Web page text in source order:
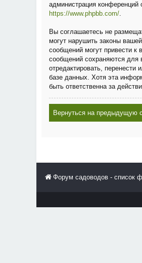
администрация конференций
https://www.phpbb.com/.
Вы соглашаетесь не
могут нарушить законы
сообщений могут привести
сообщений сохраняются для
отредактировать,
базе данных. Хотя эта
быть ответственна за
Вернуться на предыдущую
Форум садоводов - список